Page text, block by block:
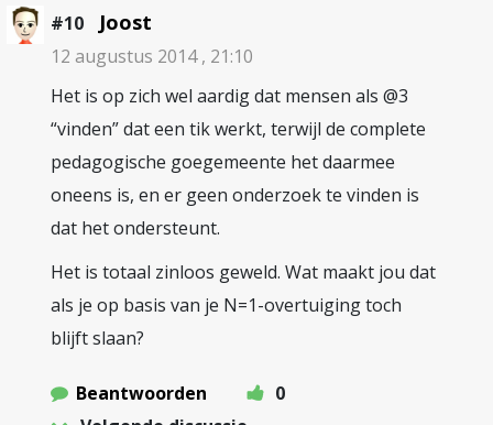
#10 Joost
12 augustus 2014 , 21:10
Het is op zich wel aardig dat mensen als @3
“vinden” dat een tik werkt, terwijl de complete
pedagogische goegemeente het daarmee
oneens is, en er geen onderzoek te vinden is
dat het ondersteunt.
Het is totaal zinloos geweld. Wat maakt jou dat
als je op basis van je N=1-overtuiging toch
blijft slaan?
Beantwoorden
0